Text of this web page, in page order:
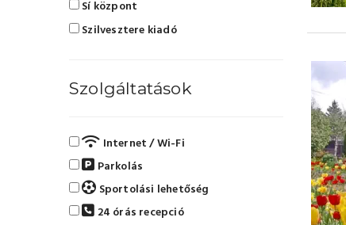
Sí központ
Szilvesztere kiadó
Szolgáltatások
Internet / Wi-Fi
Parkolás
Sportolási lehetőség
24 órás recepció